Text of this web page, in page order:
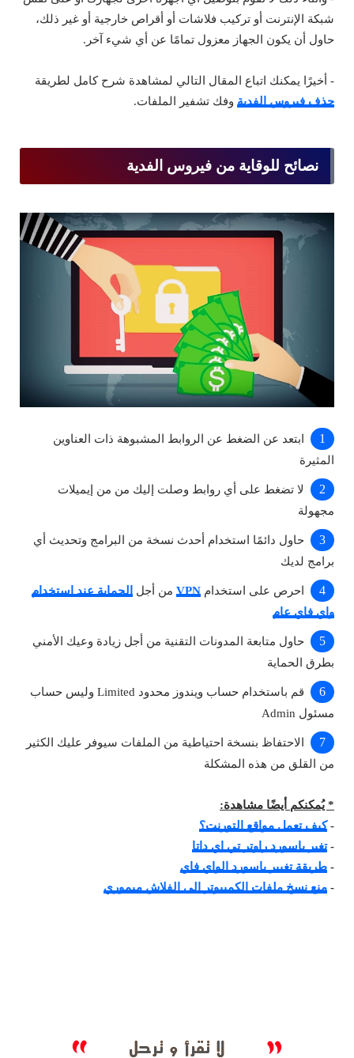
شبكة الإنترنت أو تركيب فلاشات أو أقراص خارجية أو غير ذلك،
حاول أن يكون الجهاز معزول تمامًا عن أي شيء آخر.
- أخيرًا يمكنك اتباع المقال التالي لمشاهدة شرح كامل لطريقة
حذف فيروس الفدية وفك تشفير الملفات.
نصائح للوقاية من فيروس الفدية
ابتعد عن الضغط عن الروابط المشبوهة ذات العناوين
المثيرة
لا تضغط على أي روابط وصلت إليك من من إيميلات
مجهولة
حاول دائمًا استخدام أحدث نسخة من البرامج وتحديث أي
برامج لديك
احرص على استخدام VPN من أجل
الحماية عند استخدام
واي فاي عام
حاول متابعة المدونات التقنية من أجل زيادة وعيك الأمني
بطرق الحماية
قم باستخدام حساب ويندوز محدود Limited وليس حساب
مسئول Admin
الاحتفاظ بنسخة احتياطية من الملفات سيوفر عليك الكثير
من القلق من هذه المشكلة
* يُمكنكم أيضًا مشاهدة:
-كيف تعمل مواقع التورنت؟
-تغير باسورد راوتر تي إي داتا
- طريقة تغيير باسورد الواي فاي
- منع نسخ ملفات الكمبيوتر إلى الفلاش ميموري